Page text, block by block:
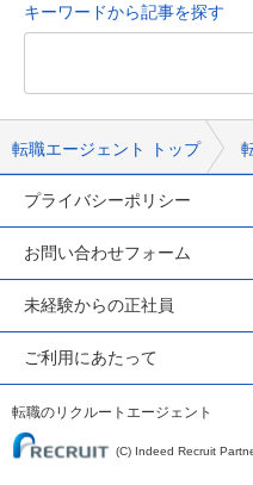
キーワードから記事を探す
転職エージェント トップ
プライバシーポリシー
お問い合わせフォーム
未経験からの正社員
ご利用にあたって
転職のリクルートエージェント
(C) Indeed Recruit